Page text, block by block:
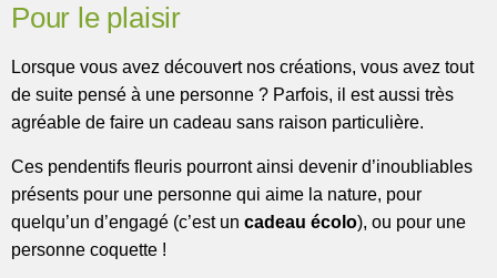
Pour le plaisir
Lorsque vous avez découvert nos créations, vous avez tout
de suite pensé à une personne ? Parfois, il est aussi très
agréable de faire un cadeau sans raison particulière.
Ces pendentifs fleuris pourront ainsi devenir d’inoubliables
présents pour une personne qui aime la nature, pour
quelqu’un d’engagé (c’est un cadeau écolo), ou pour une
personne coquette !